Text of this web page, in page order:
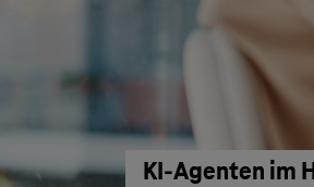
KI‑Agenten im